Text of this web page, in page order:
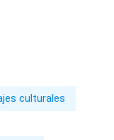
culturales